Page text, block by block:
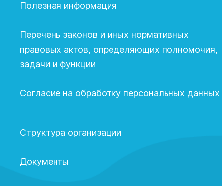
Полезная информация
Перечень законов и иных нормативных
правовых актов, определяющих полномочия,
задачи и функции
Согласие на обработку персональных данных
Структура организации
Документы